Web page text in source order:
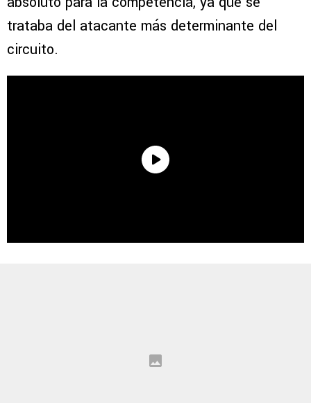
trataba del atacante más determinante del
circuito.